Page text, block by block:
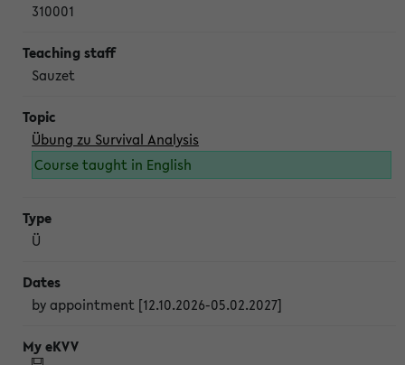
310001
Sauzet
Übung zu Survival Analysis
Course taught in English
Ü
by appointment [12.10.2026-05.02.2027]